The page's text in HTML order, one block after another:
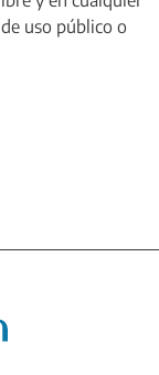
uso público o